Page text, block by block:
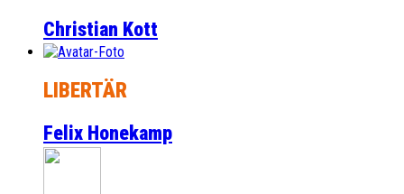
Christian Kott
LIBERTÄR
Felix Honekamp